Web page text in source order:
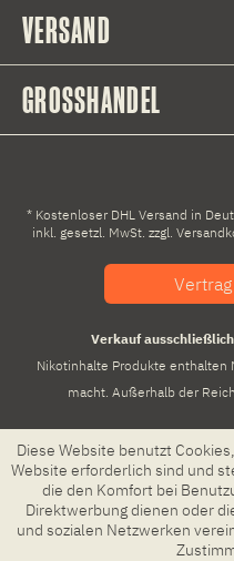
VERSAND
GROSSHANDEL
* Kostenloser DHL Versand in
inkl. gesetzl. MwSt. zzgl.
Verkauf
Nikotinhalte Produkte enthalten
macht. Außerhalb der
Diese Website benutzt
Website erforderlich sind und
die den Komfort bei
Direktwerbung dienen oder
und sozialen Netzwerken